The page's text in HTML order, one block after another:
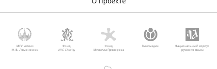
МГУ имени
М.В. Ломоносова
Фонд
AVC Charity
Фонд
Михаила Прохорова
Викимедиа
Национальный корпус
русского языка